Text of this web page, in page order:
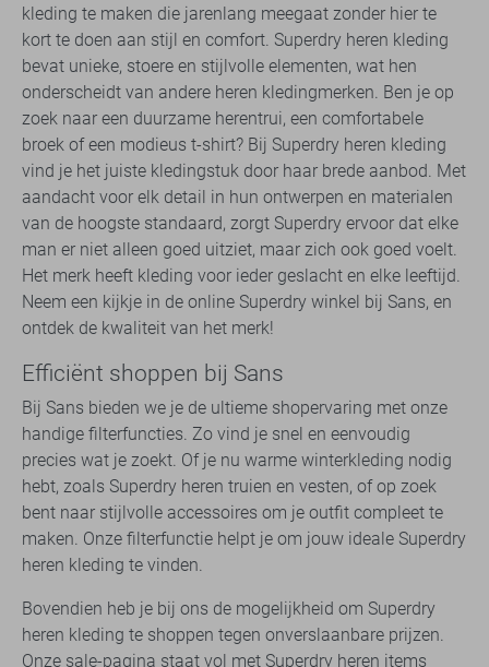
kleding te maken die jarenlang meegaat zonder hier te
kort te doen aan stijl en comfort. Superdry heren kleding
bevat unieke, stoere en stijlvolle elementen, wat hen
onderscheidt van andere heren kledingmerken. Ben je op
zoek naar een duurzame herentrui, een comfortabele
broek of een modieus t-shirt? Bij Superdry heren kleding
vind je het juiste kledingstuk door haar brede aanbod. Met
aandacht voor elk detail in hun ontwerpen en materialen
van de hoogste standaard, zorgt Superdry ervoor dat elke
man er niet alleen goed uitziet, maar zich ook goed voelt.
Het merk heeft kleding voor ieder geslacht en elke leeftijd.
Neem een kijkje in de online Superdry winkel bij Sans, en
ontdek de kwaliteit van het merk!
Efficiënt shoppen bij Sans
Bij Sans bieden we je de ultieme shopervaring met onze
handige filterfuncties. Zo vind je snel en eenvoudig
precies wat je zoekt. Of je nu warme winterkleding nodig
hebt, zoals Superdry heren truien en vesten, of op zoek
bent naar stijlvolle accessoires om je outfit compleet te
maken. Onze filterfunctie helpt je om jouw ideale Superdry
heren kleding te vinden.
Bovendien heb je bij ons de mogelijkheid om Superdry
heren kleding te shoppen tegen onverslaanbare prijzen.
Onze sale-pagina staat vol met Superdry heren items